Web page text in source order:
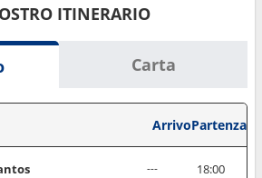
ITINERARIO
Carta
ArrivoPartenza
--- 18:00